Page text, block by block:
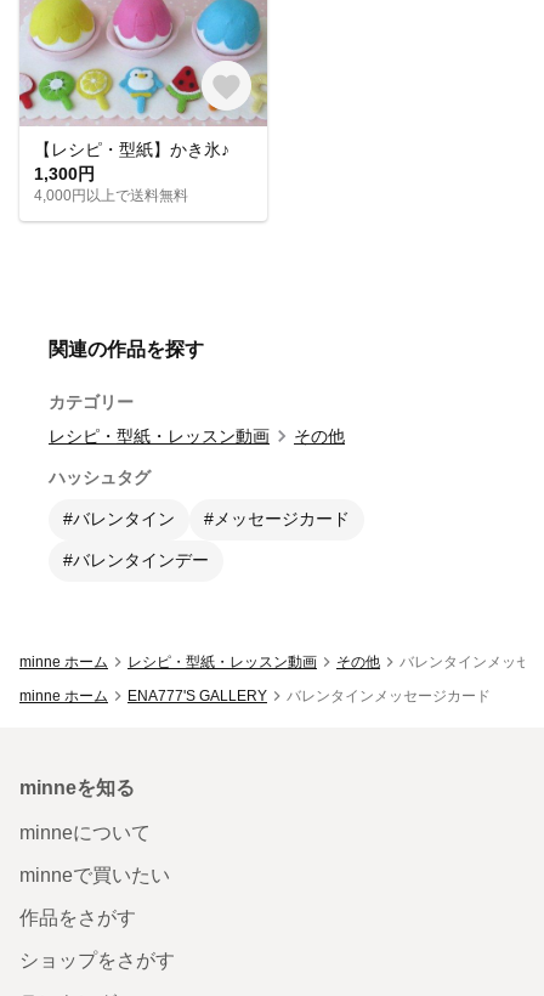
【レシピ・型紙】かき氷♪
1,300円
4,000円以上で送料無料
関連の作品を探す
カテゴリー
レシピ・型紙・レッスン動画
その他
ハッシュタグ
#バレンタイン #メッセージカード
#バレンタインデー
minne ホーム レシピ・型紙・レッスン動画 その他
バレンタインメッセ
minne ホーム
ENA777'S GALLERY バレンタインメッセージカード
minneを知る
minneについて
minneで買いたい
作品をさがす
ショップをさがす